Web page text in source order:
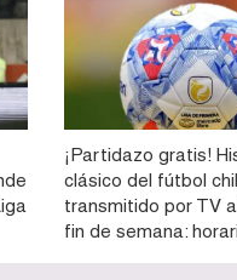
¡Partidazo gratis!
clásico del fútbol
transmitido por TV
fin de semana: